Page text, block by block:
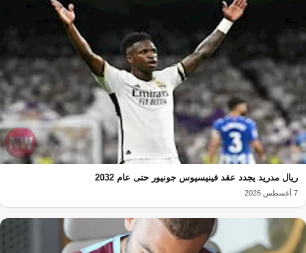
ريال مدريد يجدد عقد فينيسيوس جونيور حتى عام 2032
7 أغسطس 2026